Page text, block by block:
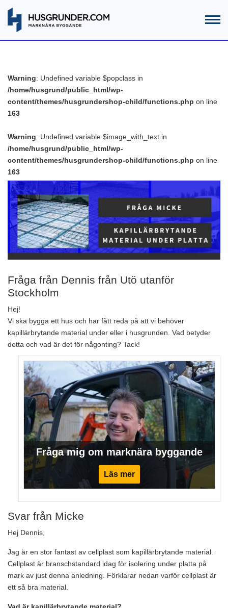
Warning: Undefined variable $popclass in
/home/husgrund/public_html/wp-
content/themes/husgrundershop-child/functions.php on line
163
Warning: Undefined variable $image_with_text in
/home/husgrund/public_html/wp-
content/themes/husgrundershop-child/functions.php on line
163
Fråga från Dennis från Utö utanför
Stockholm
Hej!
Vi ska bygga ett hus och har fått reda på att vi behöver
kapillärbrytande material under eller i husgrunden. Vad betyder
detta och vad är det för någonting? Tack!
Fråga mig om marknära byggande
Läs mer
Svar från Micke
Hej Dennis,
Jag är en stor fantast av cellplast som kapillärbrytande material.
Cellplast är branschstandard idag för isolering under platta på
mark av just denna anledning. Förklarar nedan varför cellplast är
ett så bra material.